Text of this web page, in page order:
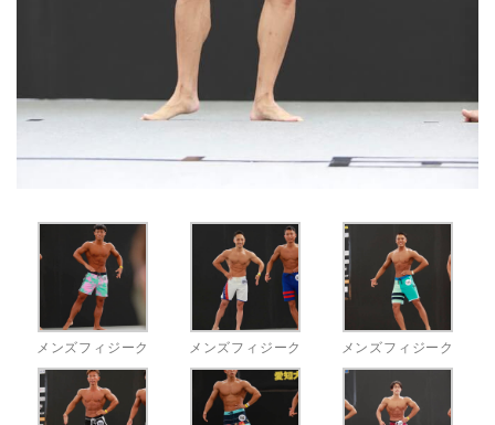
メンズフィジーク メンズフィジーク メンズフィジーク